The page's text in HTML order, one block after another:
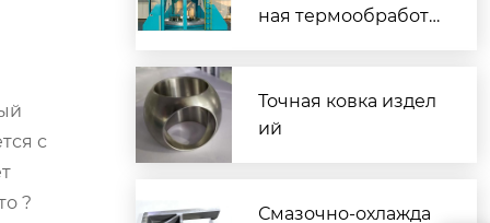
с
?
ная термообработк
Точная ковка издел
ий
Смазочно-охлажда